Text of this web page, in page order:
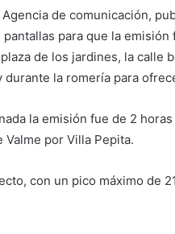
Agencia de comunicación,
para que la
de los jardines, la calle
la romería para
la emisión fue de 2
Valme por Villa Pepita.
con un pico máximo de